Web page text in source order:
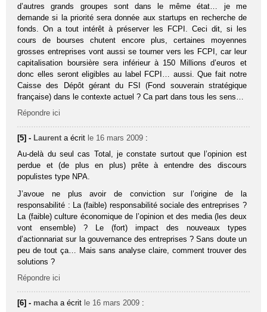
d’autres grands groupes sont dans le même état… je me
demande si la priorité sera donnée aux startups en recherche de
fonds. On a tout intérêt à préserver les FCPI. Ceci dit, si les
cours de bourses chutent encore plus, certaines moyennes
grosses entreprises vont aussi se tourner vers les FCPI, car leur
capitalisation boursière sera inférieur à 150 Millions d’euros et
donc elles seront eligibles au label FCPI… aussi. Que fait notre
Caisse des Dépôt gérant du FSI (Fond souverain stratégique
française) dans le contexte actuel ? Ca part dans tous les sens…
Répondre ici
[5] - Laurent a écrit le 16 mars 2009 :
Au-delà du seul cas Total, je constate surtout que l’opinion est
perdue et (de plus en plus) prête à entendre des discours
populistes type NPA.
J’avoue ne plus avoir de conviction sur l’origine de la
responsabilité : La (faible) responsabilité sociale des entreprises ?
La (faible) culture économique de l’opinion et des media (les deux
vont ensemble) ? Le (fort) impact des nouveaux types
d’actionnariat sur la gouvernance des entreprises ? Sans doute un
peu de tout ça… Mais sans analyse claire, comment trouver des
solutions ?
Répondre ici
[6] - macha a écrit le 16 mars 2009 :